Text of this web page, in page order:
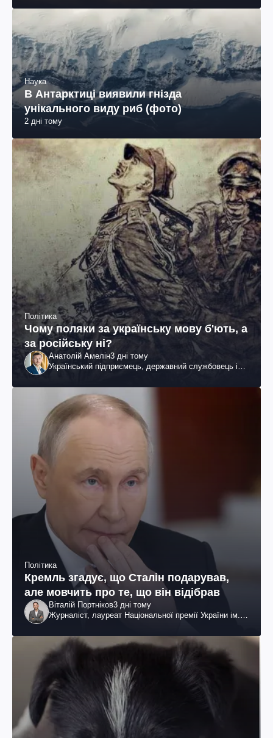
Наука
В Антарктиці виявили гнізда
унікального виду риб (фото)
2 дні тому
Політика
Чому поляки за українську мову б'ють, а
за російську ні?
Анатолій Амелін3 дні тому
Український підприємець, державний службовець і
Політика
Кремль згадує, що Сталін подарував,
але мовчить про те, що він відібрав
Віталій Портніков3 дні тому
Журналіст, лауреат Національної премії України ім.